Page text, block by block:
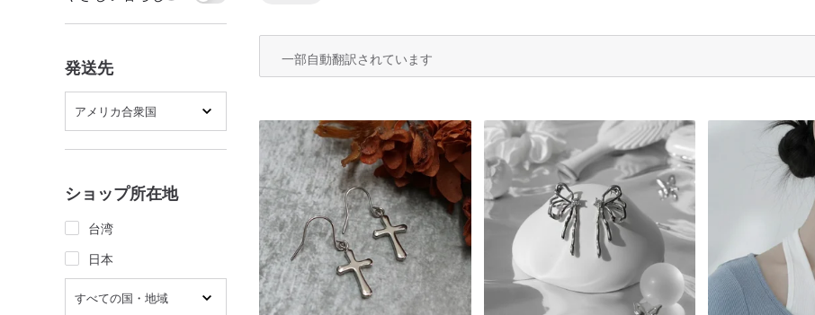
発送先
アメリカ合衆国
ショップ所在地
台湾
日本
すべての国・地域
一部自動翻訳されています